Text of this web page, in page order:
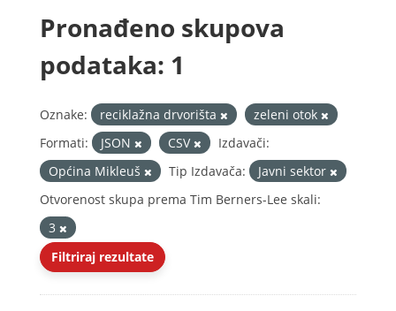
Pronađeno skupova
podataka: 1
Oznake: reciklažna drvorišta
zeleni otok
Formati:
JSON CSV
Izdavači:
Općina Mikleuš
Tip Izdavača:
Javni sektor
Otvorenost skupa prema Tim Berners-Lee skali:
3
Filtriraj rezultate